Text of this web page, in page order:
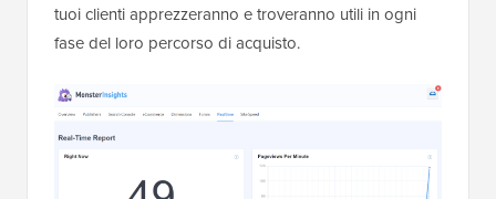
tuoi clienti apprezzeranno e troveranno utili in ogni
fase del loro percorso di acquisto.